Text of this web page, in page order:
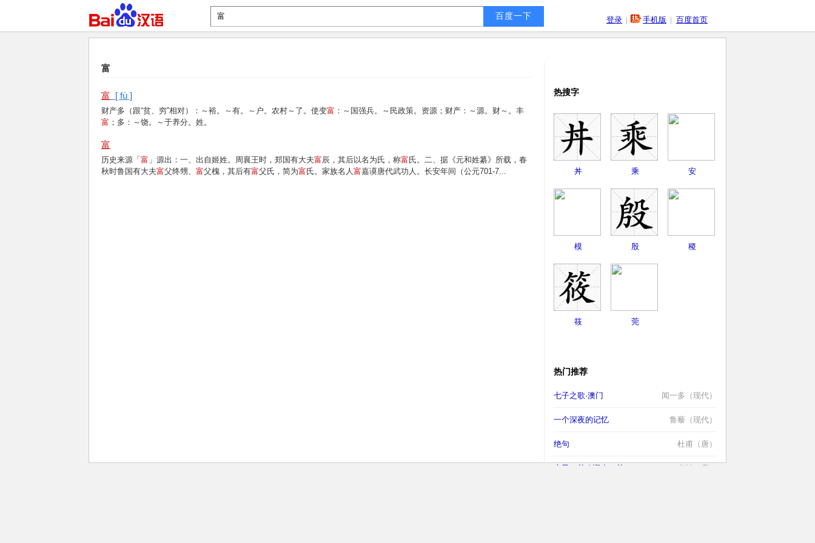
登录 | 手机版 | 百度首页
富
富 [ fù ]
财产多（跟“贫、穷”相对）：～裕。～有。～户。农村～了。使变富 ：～国强兵。～民政策。资源；财产：～源。财～。丰
富 ；多：～饶。～于养分。姓。
富
历史来源「 富 」源出：一、出自姬姓。周襄王时，郑国有大夫富辰，其后以名为氏，称富氏。二、据《元和姓纂》所载，春
秋时鲁国有大夫富父终甥、 富父槐，其后有富父氏，简为富氏。家族名人富嘉谟唐代武功人。长安年间（公元701-7...
热搜字
丼 乘 安
模 殷 稷
筱 莞
热门推荐
七子之歌·澳门 闻一多（现代）
一个深夜的记忆 鲁藜（现代）
绝句 杜甫（唐）
古风二首 / 悯农二首 李绅（唐）